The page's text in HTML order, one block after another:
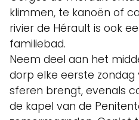
klimmen, te kanoën of
rivier de Hérault is ook
familiebad.
Neem deel aan het
dorp elke eerste zondag
sferen brengt, evenals
de kapel van de